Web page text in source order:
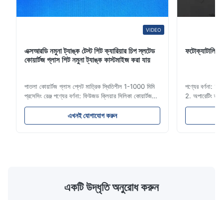
VIDEO
এক্সআরডি নমুনা ট্যাঙ্ক টেস্ট শিট ক্যারিয়ার চিপ স্লটেড
কোয়ার্টজ গ্লাস শিট নমুনা ট্যাঙ্ক কাস্টমাইজ করা যায়
পাতলা কোয়ার্টজ গ্লাস প্লেট মাত্রিক স্থিতিশীল 1-1000 মিমি
প্রসেসিং রেঞ্জ পণ্যের বর্ণনা: ফিউজড ক্লিয়ার সিলিকা কোয়ার্টজ
গ্লাস প্লেটটি উচ্চ তাপের শক স্থিতিশীলতা এবং উচ্চ সংক্রমণ সহ
উচ্চ বিশুদ্ধতা কোয়ার্টজ বালি দিয়ে তৈরি।এটি বৈদ্যুতিন আলো /
লেজার / লেন্স / অপটিক্যাল উপকরণ / উচ্চ তাপমাত্রার উইন্ডোতে
এখনই যোগাযোগ করুন
পণ্যের বর্ণনা:
2. অপারেটিং
এবং রাসায়নিক
করা যেতে
একটি উদ্ধৃতি অনুরোধ করুন